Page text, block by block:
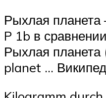
Рыхлая
P 1b в
Рыхлая
planet …